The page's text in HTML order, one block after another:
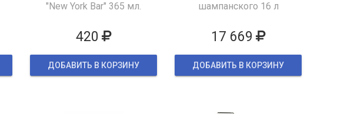
"New York Bar" 365 мл.
420
ДОБАВИТЬ В КОРЗИНУ
шампанского 16 л
17 669
ДОБАВИТЬ В КОРЗИНУ